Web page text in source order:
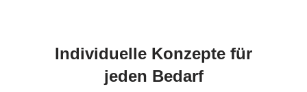
Individuelle Konzepte für
jeden Bedarf